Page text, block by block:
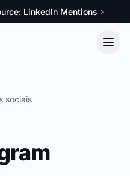
LinkedIn Mentions
sociais